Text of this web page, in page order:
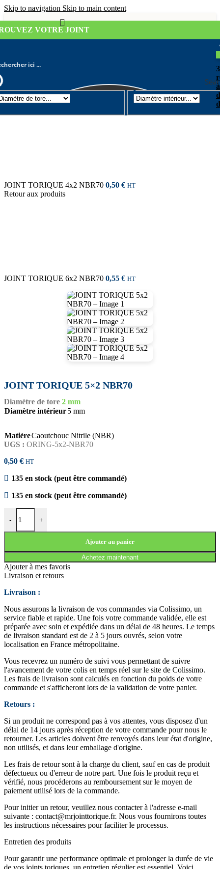
Skip to navigation Skip to main content
VOTRE JOINT
Joint torique/ Diamètre de tore 2mm
JOINT TORIQUE 4x2 NBR70 0,50 € HT
Retour aux produits
JOINT TORIQUE 6x2 NBR70 0,55 € HT
JOINT TORIQUE 5×2 NBR70
Diamètre de tore 2 mm
Diamètre intérieur5 mm
MatièreCaoutchouc Nitrile (NBR)
UGS : ORING-5x2-NBR70
0,50 € HT
135 en stock (peut être commandé)
135 en stock (peut être commandé)
-
quantité de JOINT TORIQUE 5x2 NBR70
+
Ajouter au panier
Achetez maintenant
Ajouter à mes favoris
Livraison et retours
Livraison :
Nous assurons la livraison de vos commandes via Colissimo, un
service fiable et rapide. Une fois votre commande validée, elle est
préparée avec soin et expédiée dans un délai de 48 heures. Le temps
de livraison standard est de 2 à 5 jours ouvrés, selon votre
localisation en France métropolitaine.
Vous recevrez un numéro de suivi vous permettant de suivre
l'avancement de votre colis en temps réel sur le site de Colissimo.
Les frais de livraison sont calculés en fonction du poids de votre
commande et s'afficheront lors de la validation de votre panier.
Retours :
Si un produit ne correspond pas à vos attentes, vous disposez d'un
délai de 14 jours après réception de votre commande pour nous le
retourner. Les articles doivent être renvoyés dans leur état d'origine,
non utilisés, et dans leur emballage d'origine.
Les frais de retour sont à la charge du client, sauf en cas de produit
défectueux ou d'erreur de notre part. Une fois le produit reçu et
vérifié, nous procéderons au remboursement sur le moyen de
paiement utilisé lors de la commande.
Pour initier un retour, veuillez nous contacter à l'adresse e-mail
suivante : contact@mrjointtorique.fr. Nous vous fournirons toutes
les instructions nécessaires pour faciliter le processus.
Entretien des produits
Pour garantir une performance optimale et prolonger la durée de vie